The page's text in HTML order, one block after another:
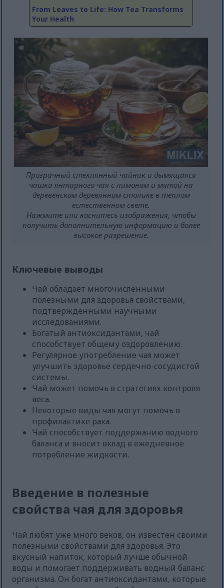
From Leaves to Life: How Tea Transforms
Your Health
Прозрачный стеклянный чайник и дымящаяся
чашка янтарного чая с лимоном и мятой на
деревенском деревянном столике в теплом
естественном свете.
Нажмите или коснитесь изображения, чтобы
получить дополнительную информацию и более
высокое разрешение.
Ключевые выводы
Чай обладает многочисленными
полезными для здоровья свойствами,
подтвержденными научными
исследованиями.
Богатый антиоксидантами, чай
способствует общему оздоровлению.
Регулярное употребление чая может
улучшить здоровье сердечно-сосудистой
системы.
Чай может помочь в стратегиях контроля
веса.
Некоторые виды чая могут помочь в
профилактике рака.
Чай способствует поддержанию водного
баланса и вносит вклад в ежедневное
потребление жидкости.
Введение в полезные
свойства чая для здоровья
Чай любят уже много веков, он известен своими
полезными свойствами для здоровья. Это
вкусный напиток, который лучше обычной
воды и помогает поддерживать водный баланс
организма. Он богат антиоксидантами, которые